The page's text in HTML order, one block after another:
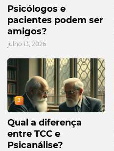
Psicólogos e
pacientes podem ser
amigos?
julho 13, 2026
3
Qual a diferença
entre TCC e
Psicanálise?